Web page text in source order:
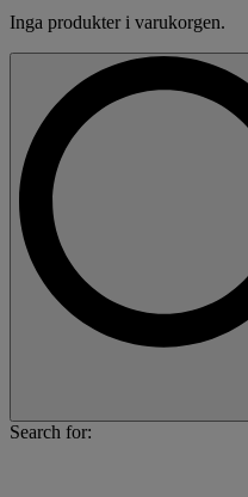
Inga produkter i varukorgen.
Search for: